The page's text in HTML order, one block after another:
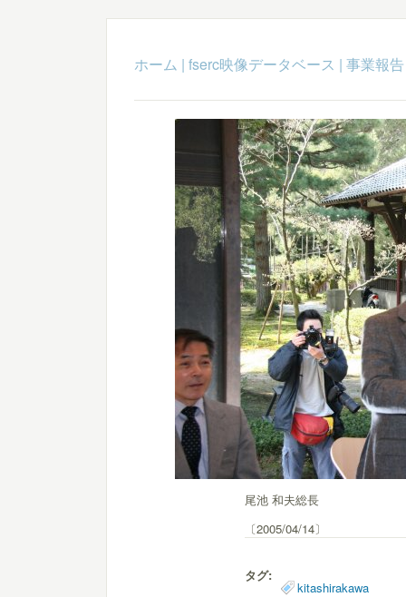
ホーム | fserc映像データベース | 事業報告
尾池 和夫総長
〔2005/04/14〕
タグ:
kitashirakawa